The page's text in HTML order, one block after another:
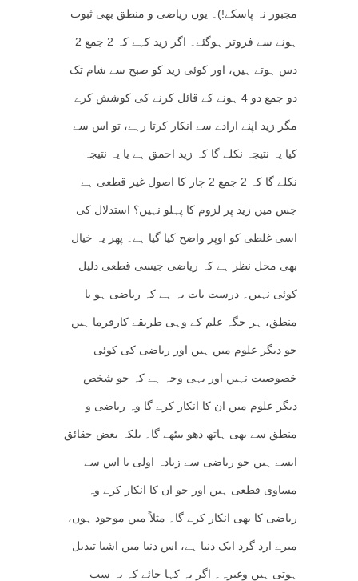
مجبور نہ پاسکے!)۔ یوں ریاضی و منطق بھی ثبوت
ہونے سے فروتر ہوگئے۔ اگر زید کہے کہ 2 جمع 2
دس ہوتے ہیں، اور کوئی زید کو صبح سے شام تک
دو جمع دو 4 ہونے کے قائل کرنے کی کوشش کرے
مگر زید اپنے ارادے سے انکار کرتا رہے، تو اس سے
کیا یہ نتیجہ نکلے گا کہ زید احمق ہے یا یہ نتیجہ
نکلے گا کہ 2 جمع 2 چار کا اصول غیر قطعی ہے
جس میں زید پر لزوم کا پہلو نہیں؟ استدلال کی
اسی غلطی کو اوپر واضح کیا گیا ہے۔ پھر یہ خیال
بھی محل نظر ہے کہ ریاضی جیسی قطعی دلیل
کوئی نہیں۔ درست بات یہ ہے کہ ریاضی ہو یا
منطق، ہر جگہ علم کے وہی طریقے کارفرما ہیں
جو دیگر علوم میں ہیں اور ریاضی کی کوئی
خصوصیت نہیں اور یہی وجہ ہے کہ جو شخص
دیگر علوم میں ان کا انکار کرے گا وہ ریاضی و
منطق سے بھی ہاتھ دھو بیٹھے گا۔ بلکہ بعض حقائق
ایسے ہیں جو ریاضی سے زیادہ اولی یا اس سے
مساوی قطعی ہیں اور جو ان کا انکار کرے وہ
ریاضی کا بھی انکار کرے گا۔ مثلاً میں موجود ہوں،
میرے ارد گرد ایک دنیا ہے، اس دنیا میں اشیا تبدیل
ہوتی ہیں وغیرہ۔ اگر یہ کہا جائے کہ یہ سب